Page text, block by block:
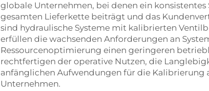
globale Unternehmen, bei denen ein
gesamten Lieferkette beiträgt und das
sind hydraulische Systeme mit kalibrierten
erfüllen die wachsenden Anforderungen an
Ressourcenoptimierung einen geringeren
rechtfertigen der operative Nutzen, die
anfänglichen Aufwendungen für die
Unternehmen.